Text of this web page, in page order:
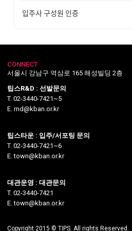
입주사 구성원 인증
CONNECT
서울시 강남구 역삼로 165 해성빌딩 2층
팁스R&D : 선발문의
T. 02-3440-7421~5
E. rnd@kban.or.kr
팁스타운 : 입주/서포팅 문의
T. 02-3440-7421~6
E. town@kban.or.kr
대관운영 : 대관문의
T. 02-3440-7421
E. town@kban.or.kr
Copyright 2015 © TIPS. All rights Reserved.